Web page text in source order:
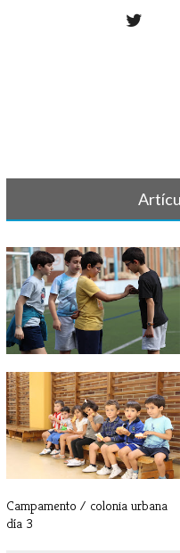
Campamento / colonia urbana -
Día 5
Campamento / colonia urbana
día 3